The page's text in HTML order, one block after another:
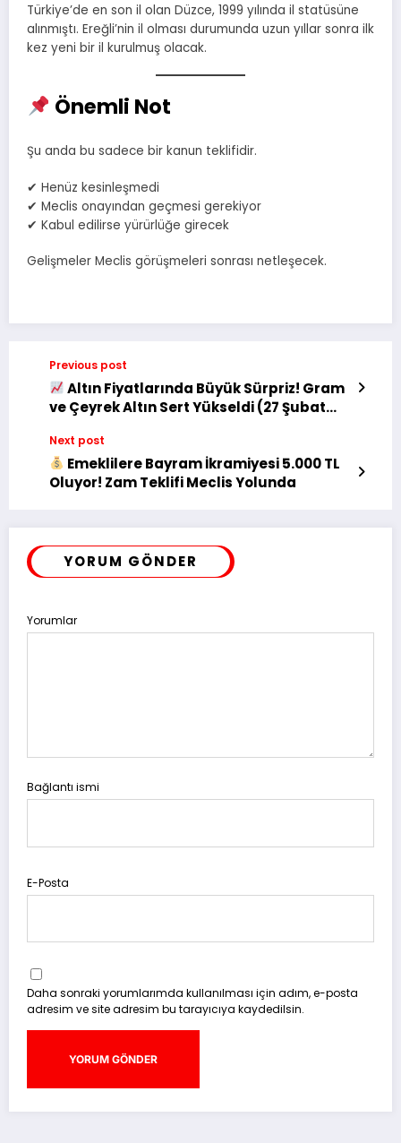
Türkiye’de en son il olan Düzce, 1999 yılında il statüsüne
alınmıştı. Ereğli’nin il olması durumunda uzun yıllar sonra ilk
kez yeni bir il kurulmuş olacak.
Önemli Not
Şu anda bu sadece bir kanun teklifidir.
✔ Henüz kesinleşmedi
✔ Meclis onayından geçmesi gerekiyor
✔ Kabul edilirse yürürlüğe girecek
Gelişmeler Meclis görüşmeleri sonrası netleşecek.
Previous post
Altın Fiyatlarında Büyük Sürpriz! Gram
ve Çeyrek Altın Sert Yükseldi (27 Şubat
Next post
Emeklilere Bayram İkramiyesi 5.000 TL
Oluyor! Zam Teklifi Meclis Yolunda
YORUM GÖNDER
Yorumlar
Bağlantı ismi
E-Posta
Daha sonraki yorumlarımda kullanılması için adım, e-posta
adresim ve site adresim bu tarayıcıya kaydedilsin.